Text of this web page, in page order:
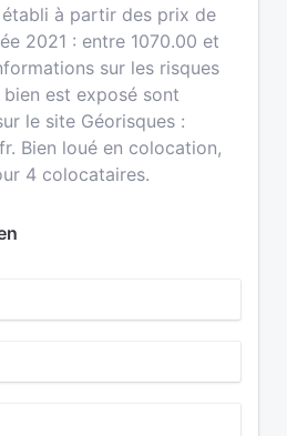
à partir des prix de
2021 : entre 1070.00 et
sur les risques
est exposé sont
le site Géorisques :
Bien loué en colocation,
4 colocataires.